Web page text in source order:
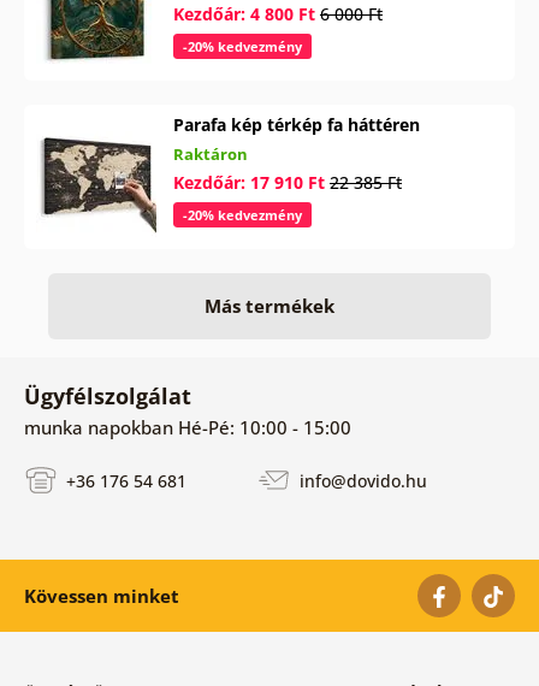
Kezdőár: 4 800 Ft 6 000 Ft
-20% kedvezmény
Parafa kép térkép fa háttéren
Raktáron
Kezdőár: 17 910 Ft 22 385 Ft
-20% kedvezmény
Más termékek
Ügyfélszolgálat
munka napokban Hé-Pé: 10:00 - 15:00
+36 176 54 681 info@dovido.hu
Kövessen minket